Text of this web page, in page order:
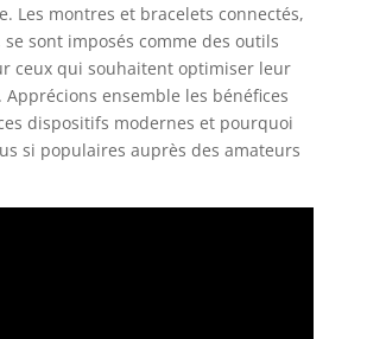
Les montres et bracelets connectés,
sont imposés comme des outils
ceux qui souhaitent optimiser leur
ensemble les bénéfices
dispositifs modernes et pourquoi
si populaires auprès des amateurs